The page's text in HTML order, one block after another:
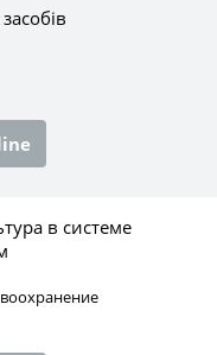
в системе